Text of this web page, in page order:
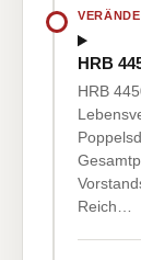
HRB
HRB
Reich…